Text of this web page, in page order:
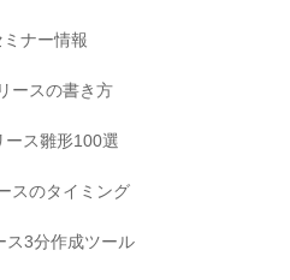
ミナー情報
ースの書き方
ース雛形100選
スのタイミング
ス3分作成ツール